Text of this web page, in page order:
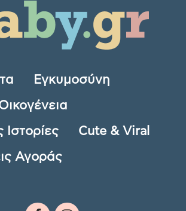
Εγκυμοσύνη
Ιστορίες Cute & Viral
Αγοράς